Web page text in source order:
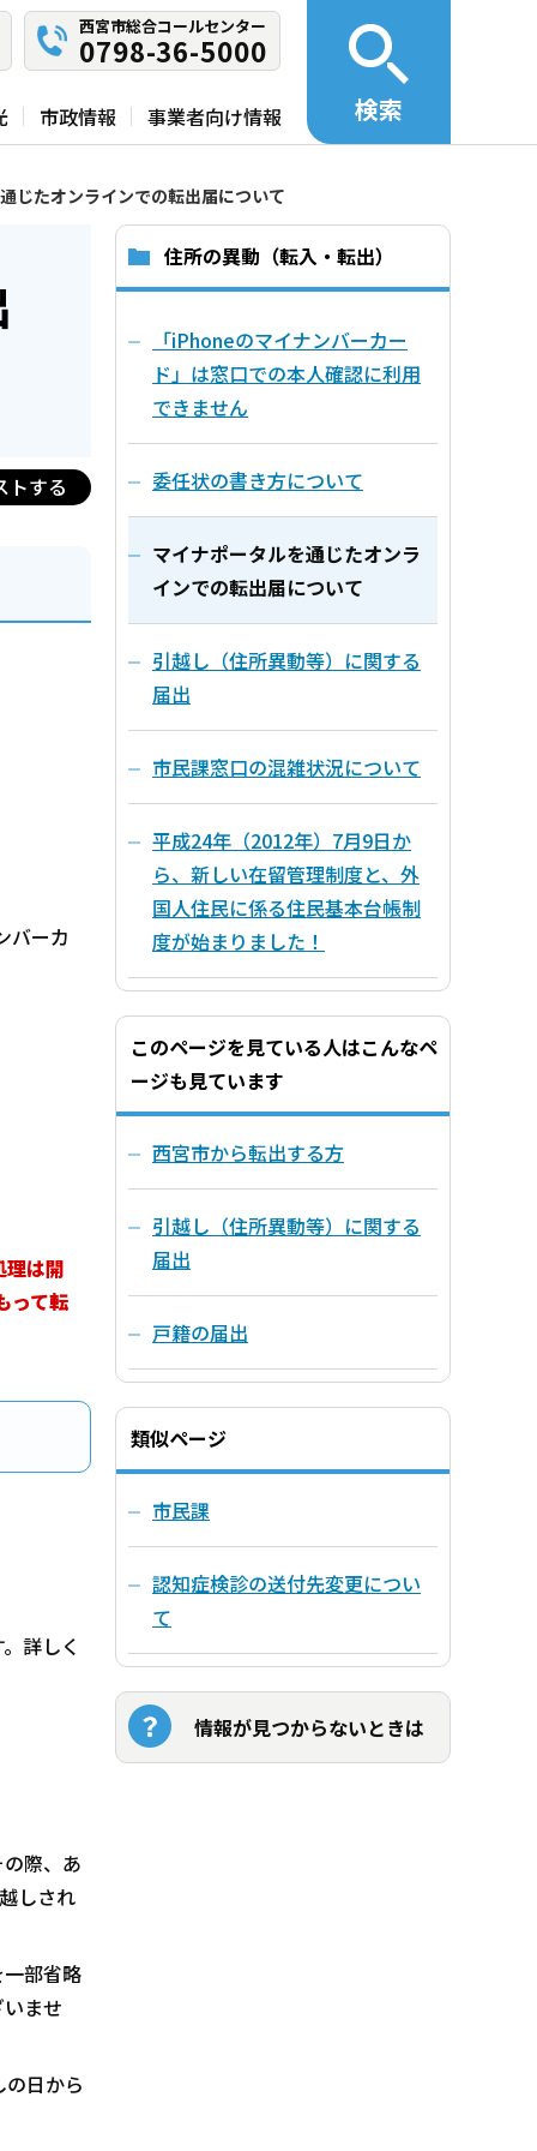
西宮市総合コールセンター
0798-36-5000
市政情報 事業者向け情報 検索
じたオンラインでの転出届について
トする
バーカ
理は開
って転
詳しく
際、あ
しされ
部省略
ませ
日から
住所の異動（転入・転出）
「iPhoneのマイナンバーカー
ド」は窓口での本人確認に利用
できません
委任状の書き方について
マイナポータルを通じたオンラ
インでの転出届について
引越し（住所異動等）に関する
届出
市民課窓口の混雑状況について
平成24年（2012年）7月9日か
ら、新しい在留管理制度と、外
国人住民に係る住民基本台帳制
度が始まりました！
このページを見ている人はこんなペ
ージも見ています
西宮市から転出する方
引越し（住所異動等）に関する
届出
戸籍の届出
類似ページ
市民課
認知症検診の送付先変更につい
て
情報が見つからないときは